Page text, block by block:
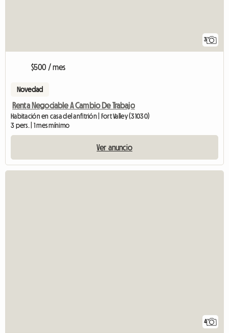
3
$500 / mes
Novedad
Renta Negociable A Cambio De Trabajo
Habitación en casa del anfitrión | Fort Valley (31030)
3 pers. | 1 mes mínimo
Ver anuncio
4